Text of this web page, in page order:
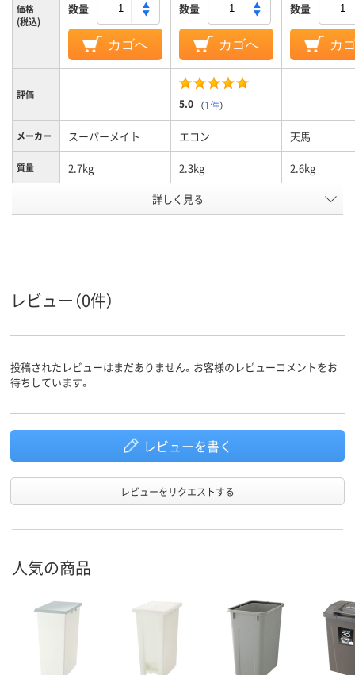
価格
(税込)
数量
カゴへ
数量
カゴへ
数量
カ
評価
5.0 （1件）
メーカー スーパーメイト エコン 天馬
質量 2.7kg 2.3kg 2.6kg
60
詳しく見る
レビュー（0件）
投稿されたレビューはまだありません。お客様のレビューコメントをお
待ちしています。
レビューを書く
レビューをリクエストする
人気の商品